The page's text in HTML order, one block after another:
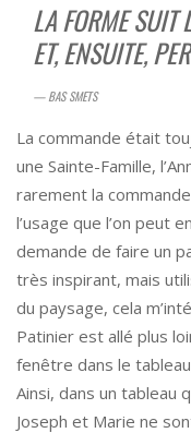
LA FORME SUIT
ET, ENSUITE,
— BAS SMETS
La commande était
une Sainte-Famille,
rarement la
l’usage que l’on peut
demande de faire un
très inspirant, mais
du paysage, cela
Patinier est allé plus
fenêtre dans le
Ainsi, dans un tableau
Joseph et Marie ne